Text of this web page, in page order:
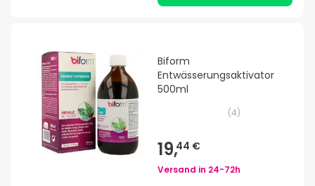
Biform
Entwässerungsaktivator
500ml
(4)
19,44 €
Versand in 24-72h